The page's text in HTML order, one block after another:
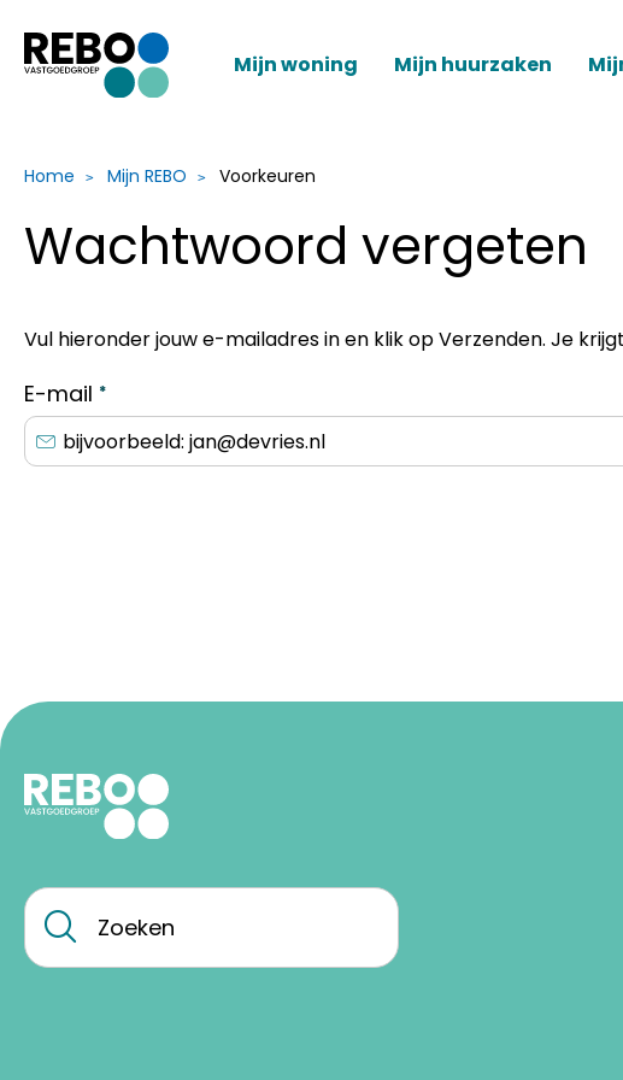
Naar hoofdinhoud
Naar hoofdnavigatiemenu
Naar zoeken
Naar de homepage
Mijn woning Mijn huurzaken
Home Mijn REBO Voorkeuren
Wachtwoord vergeten
Vul hieronder jouw e-mailadres in en klik op Verzenden. Je
E-mail *
Contactinformatie
Zoeken